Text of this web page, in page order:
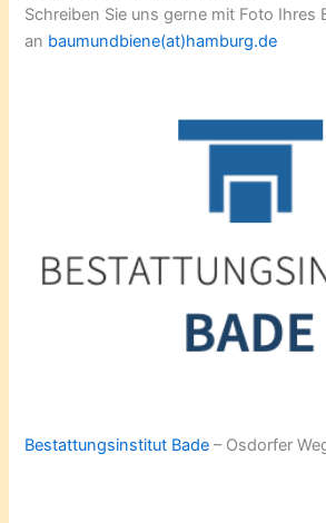
Schreiben Sie uns gerne mit Foto Ihres
an baumundbiene(at)hamburg.de
Bestattungsinstitut Bade – Osdorfer